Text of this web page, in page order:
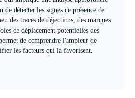
détecter les signes de présence de
des traces de déjections, des marques
de déplacement potentielles des
de comprendre l'ampleur de
les facteurs qui la favorisent.